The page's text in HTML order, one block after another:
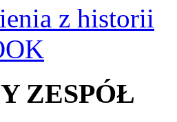
z historii
ZESPÓŁ